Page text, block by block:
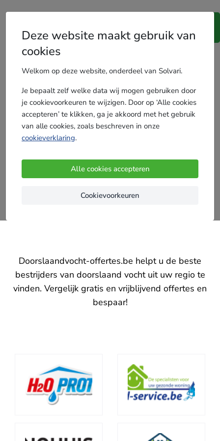
Deze website maakt gebruik van
cookies
Welkom op deze website, onderdeel van Solvari.
Je bepaalt zelf welke data wij mogen gebruiken door
je cookievoorkeuren te wijzigen. Door op ‘Alle cookies
accepteren’ te klikken, ga je akkoord met het gebruik
van alle cookies, zoals beschreven in onze
cookieverklaring.
Alle cookies accepteren
Cookievoorkeuren
Offertes.be
vakman?
Vergelijk gratis tot 4 offertes
Ontvang gratis offertes
Uw postcode
Doorslaandvocht-offertes.be helpt u de beste
bestrijders van doorslaand vocht uit uw regio te
vinden. Vergelijk gratis en vrijblijvend offertes en
bespaar!